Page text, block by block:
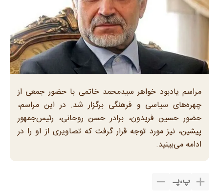
مراسم یادبود خواهر سیدمحمد خاتمی با حضور جمعی از
چهره‌های سیاسی و فرهنگی برگزار شد. در این مراسم،
حضور حسین فریدون، برادر حسن روحانی، رئیس‌جمهور
پیشین، نیز مورد توجه قرار گرفت که تصاویری از او را در
ادامه می‌بینید.
پ،پـ